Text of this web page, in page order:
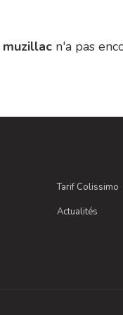
n'a pas
Tarif Colissimo
Actualités